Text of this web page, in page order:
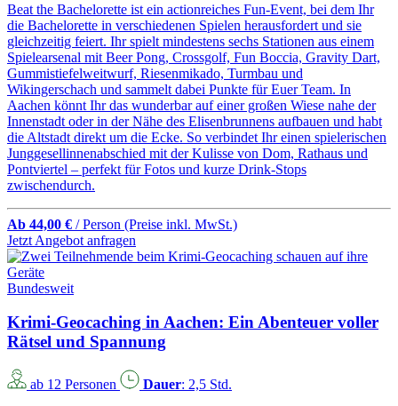
Beat the Bachelorette ist ein actionreiches Fun-Event, bei dem Ihr
die Bachelorette in verschiedenen Spielen herausfordert und sie
gleichzeitig feiert. Ihr spielt mindestens sechs Stationen aus einem
Spielearsenal mit Beer Pong, Crossgolf, Fun Boccia, Gravity Dart,
Gummistiefelweitwurf, Riesenmikado, Turmbau und
Wikingerschach und sammelt dabei Punkte für Euer Team. In
Aachen könnt Ihr das wunderbar auf einer großen Wiese nahe der
Innenstadt oder in der Nähe des Elisenbrunnens aufbauen und habt
die Altstadt direkt um die Ecke. So verbindet Ihr einen spielerischen
Junggesellinnenabschied mit der Kulisse von Dom, Rathaus und
Pontviertel – perfekt für Fotos und kurze Drink-Stops
zwischendurch.
Ab 44,00 € / Person (Preise inkl. MwSt.)
Jetzt Angebot anfragen
Bundesweit
Krimi-Geocaching in Aachen: Ein Abenteuer voller
Rätsel und Spannung
ab 12 Personen Dauer: 2,5 Std.